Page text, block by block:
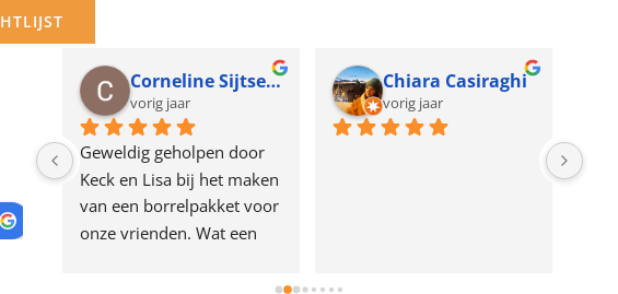
Corneline Sijtsema
vorig jaar
Geweldig geholpen door
Keck en Lisa bij het maken
van een borrelpakket voor
onze vrienden. Wat een
Chiara Casiraghi
vorig jaar